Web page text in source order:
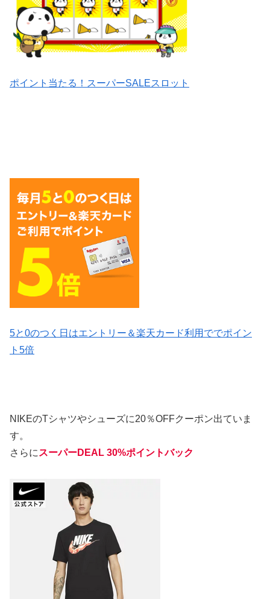
ポイント当たる！スーパーSALEスロット
5と0のつく日はエントリー＆楽天カード利用ででポイン
ト5倍
NIKEのTシャツやシューズに20％OFFクーポン出ていま
す。
さらに スーパーDEAL 30%ポイントバック